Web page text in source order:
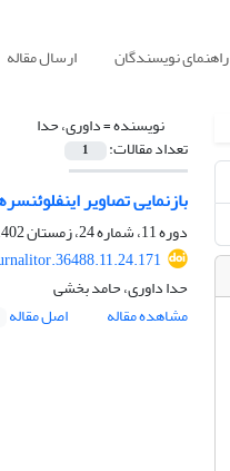
راهنمای نویسندگان ارسال مقاله
نویسنده =داوری، حدا
تعداد مقالات: 1
بازنمایی تصاویر
دوره 11، شماره 24، زمستان 1402، صفحه
حدا داوری، حامد بخشی
مشاهده مقاله
اصل مقاله